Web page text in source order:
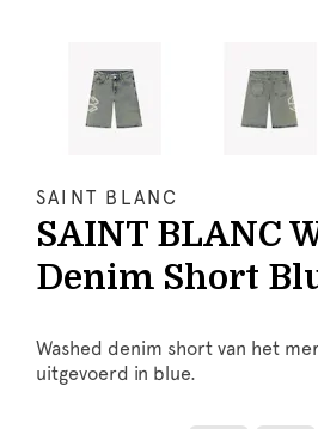
SAINT BLANC
SAINT BLANC
Denim Short
Washed denim short van het
uitgevoerd in blue.